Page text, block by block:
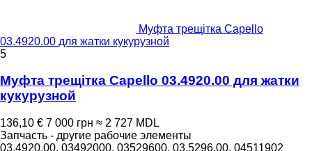
Муфта трещітка Capello
03.4920.00 для жатки кукурузной
5
Муфта трещітка Capello 03.4920.00 для жатки
кукурузной
136,10 € 7 000 грн ≈ 2 727 MDL
Запчасть - другие рабочие элементы
03.4920.00, 03492000, 03529600, 03.5296.00, 04511902